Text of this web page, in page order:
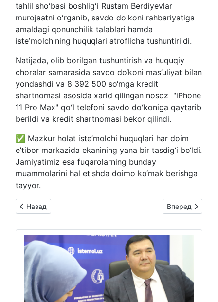
tahlil shoʻbasi boshligʻi Rustam Berdiyevlar
murojaatni oʻrganib, savdo doʻkoni rahbariyatiga
amaldagi qonunchilik talablari hamda
isteʼmolchining huquqlari atroflicha tushuntirildi.
Natijada, olib borilgan tushuntirish va huquqiy
choralar samarasida savdo do‘koni mas’uliyat bilan
yondashdi va 8 392 500 so‘mga kredit
shartnomasi asosida xarid qilingan nosoz "iPhone
11 Pro Max" qoʻl telefoni savdo doʻkoniga qaytarib
berildi va kredit shartnomasi bekor qilindi.
✅ Mazkur holat iste’molchi huquqlari har doim
e’tibor markazida ekanining yana bir tasdig‘i bo‘ldi.
Jamiyatimiz esa fuqarolarning bunday
muammolarini hal etishda doimo ko‘mak berishga
tayyor.
Предыдущий: ⚡️ Oʻzbekiston Isteʼmolchilar huquqlarini
Назад Следующий: ⚡️
Вперед